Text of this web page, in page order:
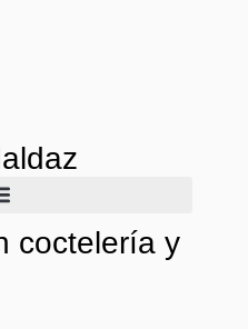
coctelería y